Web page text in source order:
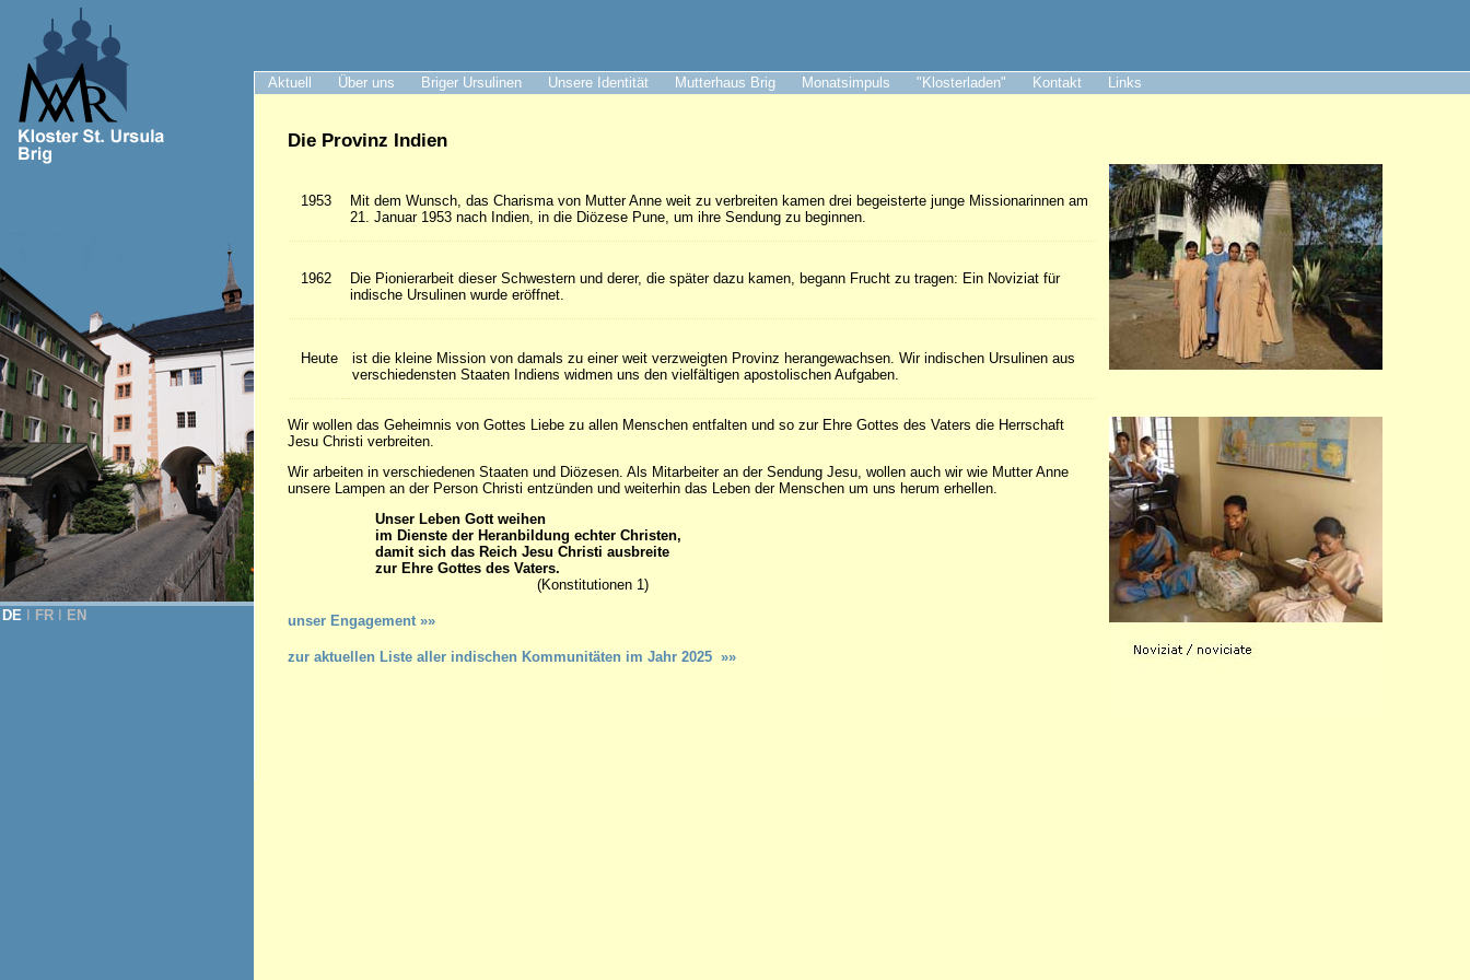
Aktuell Über uns Briger Ursulinen Unsere Identität Mutterhaus Brig Monatsimpuls "Klosterladen" Kontakt Links
DE FR EN
Die Provinz Indien
1953
Mit dem Wunsch, das Charisma von Mutter Anne weit zu verbreiten kamen drei begeisterte junge Missionarinnen am
21. Januar 1953 nach Indien, in die Diözese Pune, um ihre Sendung zu beginnen.
1962
Die Pionierarbeit dieser Schwestern und derer, die später dazu kamen, begann Frucht zu tragen: Ein Noviziat für
indische Ursulinen wurde eröffnet.
Heute
ist die kleine Mission von damals zu einer weit verzweigten Provinz herangewachsen. Wir indischen Ursulinen aus
verschiedensten Staaten Indiens widmen uns den vielfältigen apostolischen Aufgaben.
Wir wollen das Geheimnis von Gottes Liebe zu allen Menschen entfalten und so zur Ehre Gottes des Vaters die Herrschaft
Jesu Christi verbreiten.
Wir arbeiten in verschiedenen Staaten und Diözesen. Als Mitarbeiter an der Sendung Jesu, wollen auch wir wie Mutter Anne
unsere Lampen an der Person Christi entzünden und weiterhin das Leben der Menschen um uns herum erhellen.
Unser Leben Gott weihen
im Dienste der Heranbildung echter Christen,
damit sich das Reich Jesu Christi ausbreite
zur Ehre Gottes des Vaters.
(Konstitutionen 1)
unser Engagement »»
zur aktuellen Liste aller indischen Kommunitäten im Jahr 2025 »»